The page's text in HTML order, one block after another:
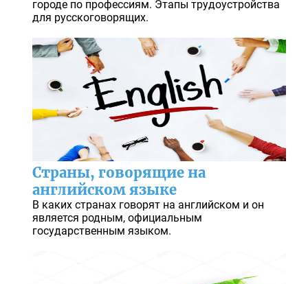
городе по профессиям. Этапы трудоустройства
для русскоговорящих.
Страны, говорящие на
английском языке
В каких странах говорят на английском и он
является родным, официальным
государственным языком.